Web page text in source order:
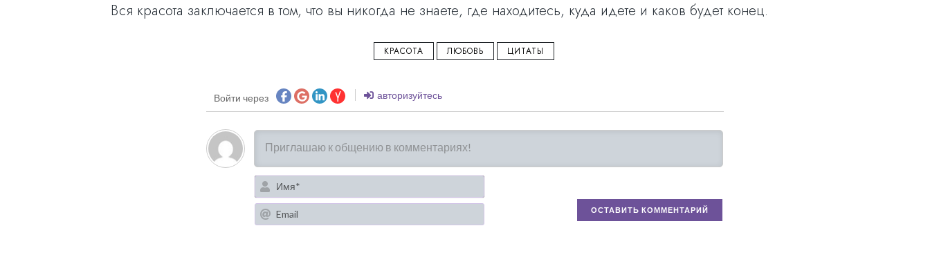
Вся красота заключается в том, что вы никогда не знаете, где находитесь, куда идете и каков будет конец.
КРАСОТА ЛЮБОВЬ ЦИТАТЫ
Войти через авторизуйтесь
Имя*
Email